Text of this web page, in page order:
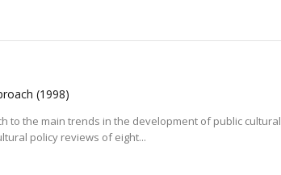
(1998)
to the main trends in the development of public cultural
policy reviews of eight...